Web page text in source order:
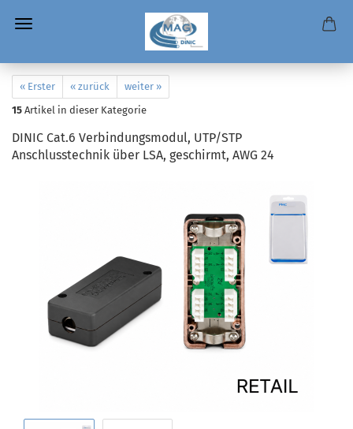
« Erster « zurück
weiter »
15 Artikel in dieser Kategorie
DINIC Cat.6 Verbindungsmodul, UTP/STP
Anschlusstechnik über LSA, geschirmt, AWG 24